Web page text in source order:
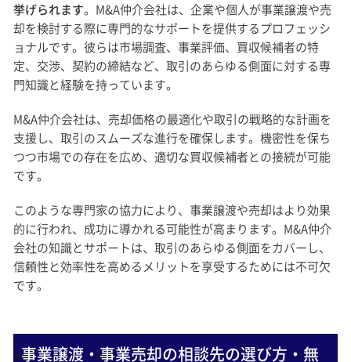
挙げられます。M&A仲介会社は、企業や個人が事業譲渡や売
却を検討する際に専門的なサポートを提供するプロフェッシ
ョナルです。彼らは市場調査、事業評価、買収候補者の特
定、交渉、契約の締結など、取引のあらゆる側面に対する専
門知識と経験を持っています。
M&A仲介会社は、売却価格の最適化や取引の戦略的な計画を
支援し、取引のスムーズな進行を確保します。機密性を保ち
つつ市場での存在を広め、適切な買収候補者との接続が可能
です。
このような専門家の協力により、事業譲渡や売却はより効果
的に行われ、成功に導かれる可能性が高まります。M&A仲介
会社の知識とサポートは、取引のあらゆる側面をカバーし、
信頼性と効率性を高めるメリットを享受するためには不可欠
です。
事業譲渡・事業売却の相談先の選び方・無